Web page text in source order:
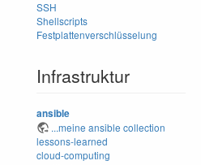
SSH
Shellscripts
Festplattenverschlüsselung
Infrastruktur
ansible
...meine ansible collection
lessons-learned
cloud-computing